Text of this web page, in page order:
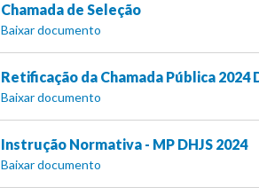
Chamada de Seleção
Baixar documento
Retificação da Chamada Pública
Baixar documento
Instrução Normativa - MP DHJS 2024
Baixar documento